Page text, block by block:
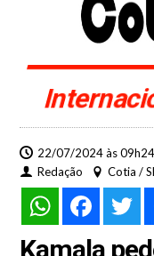
22/07/2024 às 09h24
Redação
Cotia /
WhatsApp
Kamala